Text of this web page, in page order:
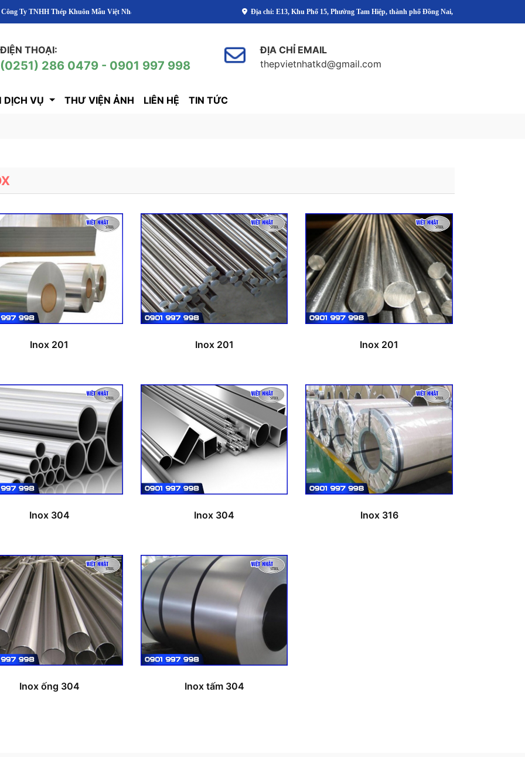
TNHH Thép Khuôn Mẫu Việt Nhật Địa chỉ: E13, Khu Phố 15, Phường Tam Hiệp, thành phố Đồng Nai,
ĐIỆN THOẠI:
(0251) 286 0479 - 0901 997 998
ĐỊA CHỈ EMAIL
thepvietnhatkd@gmail.com
DỊCH VỤ THƯ VIỆN ẢNH LIÊN HỆ TIN TỨC
Inox 201 Inox 201 Inox 201
Inox 304 Inox 304 Inox 316
Inox ống 304 Inox tấm 304